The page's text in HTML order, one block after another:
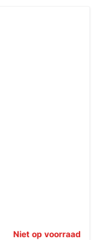
Niet op voorraad